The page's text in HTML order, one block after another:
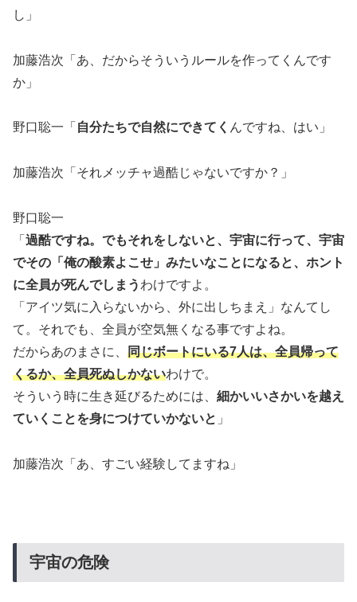
し」
加藤浩次「あ、だからそういうルールを作ってくんです
か」
野口聡一「 自分たちで自然にできてく んですね、はい」
加藤浩次「それメッチャ過酷じゃないですか？」
野口聡一
「 過酷ですね。でもそれをしないと、宇宙に行って、宇宙
でその「俺の酸素よこせ」みたいなことになると、ホント
に全員が死んでしまう わけですよ。
「アイツ気に入らないから、外に出しちまえ」なんてし
て。それでも、全員が空気無くなる事ですよね。
だからあのまさに、 同じボートにいる7人は、全員帰って
くるか、全員死ぬしかないわけで。
そういう時に生き延びるためには、 細かいいさかいを越え
ていくことを身につけていかないと 」
加藤浩次「あ、すごい経験してますね」
宇宙の危険